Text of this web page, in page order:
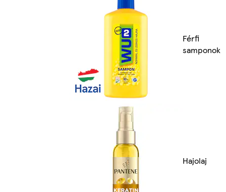
Férfi
samponok
Hajolaj